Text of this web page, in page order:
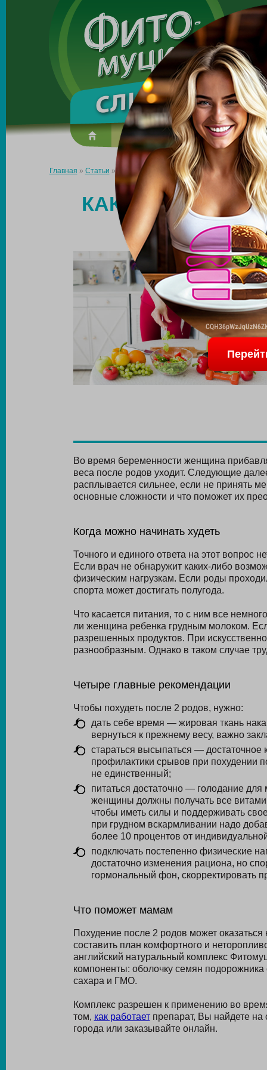
Made in the UK
О препарате Усиль эффект
Главная » Статьи »Как быстро похудеть после вторых родов
КАК БЫСТРО
Во время беременности женщина
веса после родов уходит. Следующие
расплывается сильнее, если не принять
основные сложности и что поможет их
Когда можно начинать худеть
Точного и единого ответа на этот вопрос
Если врач не обнаружит каких-либо
физическим нагрузкам. Если роды
спорта может достигать полугода.
Что касается питания, то с ним все
ли женщина ребенка грудным молоком.
разрешенных продуктов. При
разнообразным. Однако в таком случае
Четыре главные рекомендации
Чтобы похудеть после 2 родов, нужно:
дать себе время — жировая ткань
вернуться к прежнему весу, важно
стараться высыпаться —
профилактики срывов при похудении
не единственный;
питаться достаточно — голодание для
женщины должны получать все
чтобы иметь силы и поддерживать
при грудном вскармливании надо
более 10 процентов от
подключать постепенно физические
достаточно изменения рациона, но
гормональный фон, скорректировать
Что поможет мамам
Похудение после 2 родов может
составить план комфортного и
английский натуральный комплекс
компоненты: оболочку семян подорожника
сахара и ГМО.
Комплекс разрешен к применению во
том, как работаетпрепарат, Вы найдете
города или заказывайте онлайн.